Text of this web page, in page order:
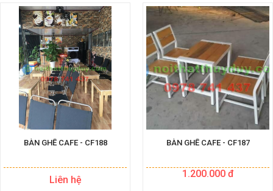
BÀN GHẾ CAFE - CF188
Liên hệ
BÀN GHẾ CAFE - CF187
1.200.000 đ